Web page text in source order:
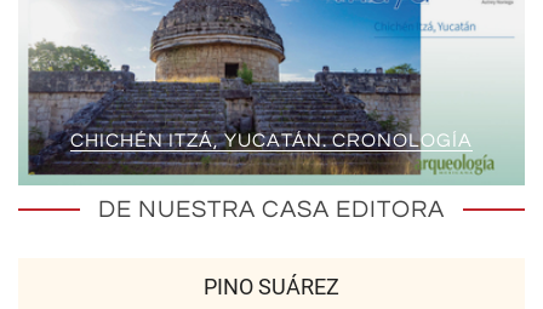
CHICHÉN ITZÁ, YUCATÁN. CRONOLOGÍA
DE NUESTRA CASA EDITORA
PINO SUÁREZ